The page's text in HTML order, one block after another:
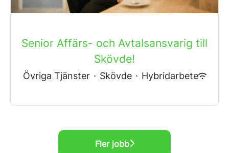
Senior Affärs- och Avtalsansvarig till
Skövde!
Övriga Tjänster · Skövde · Hybridarbete
Fler jobb